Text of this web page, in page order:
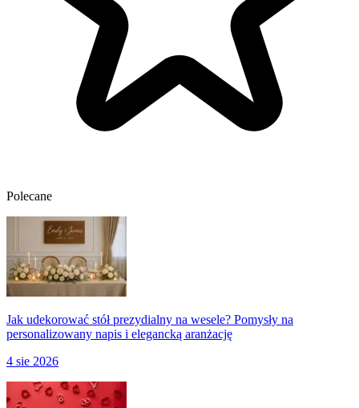
Polecane
Jak udekorować stół prezydialny na wesele? Pomysły na
personalizowany napis i elegancką aranżację
4 sie 2026